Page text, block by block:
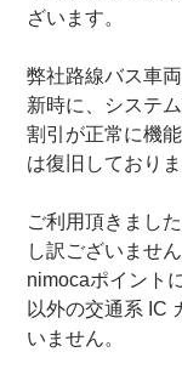
ざいます。
弊社路線バス車
新時に、システ
割引が正常に機
は復旧しておりま
ご利用頂きまし
し訳ございませ
nimocaポイント
以外の交通系 IC
いません。